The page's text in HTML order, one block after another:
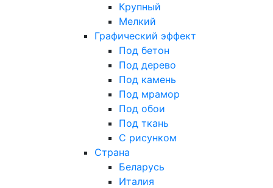
Крупный
Мелкий
Графический эффект
Под бетон
Под дерево
Под камень
Под мрамор
Под обои
Под ткань
С рисунком
Страна
Беларусь
Италия